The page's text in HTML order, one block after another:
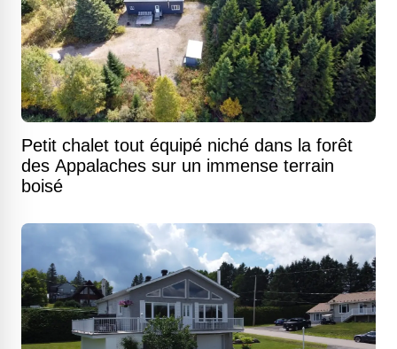
Petit chalet tout équipé niché dans la forêt
des Appalaches sur un immense terrain
boisé